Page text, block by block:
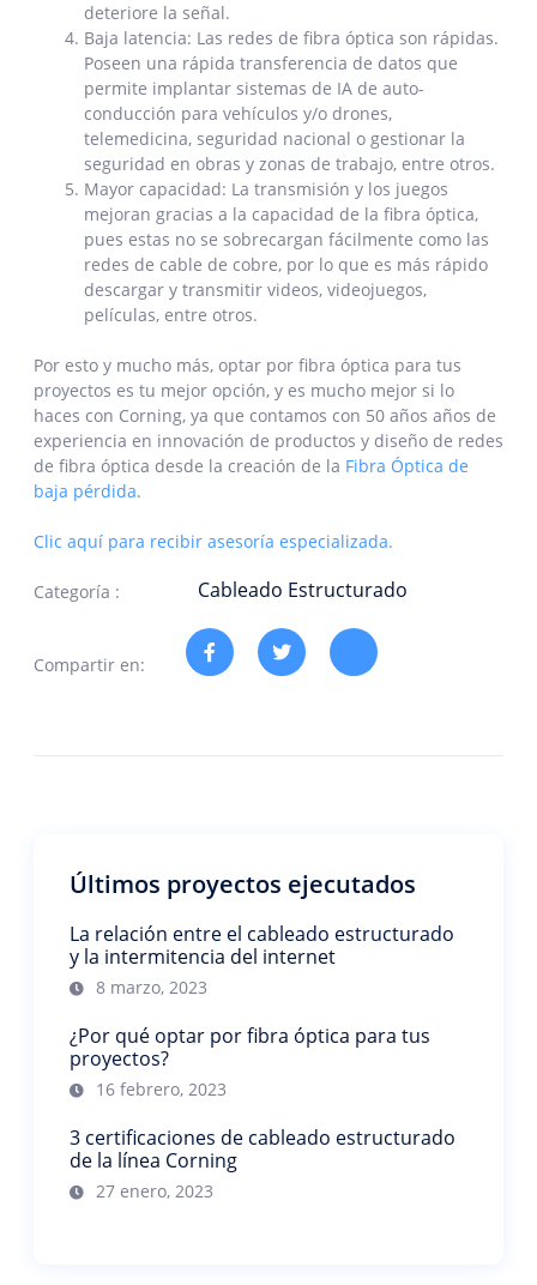
deteriore la señal.
Baja latencia: Las redes de fibra óptica son rápidas.
Poseen una rápida transferencia de datos que
permite implantar sistemas de IA de auto-
conducción para vehículos y/o drones,
telemedicina, seguridad nacional o gestionar la
seguridad en obras y zonas de trabajo, entre otros.
Mayor capacidad: La transmisión y los juegos
mejoran gracias a la capacidad de la fibra óptica,
pues estas no se sobrecargan fácilmente como las
redes de cable de cobre, por lo que es más rápido
descargar y transmitir videos, videojuegos,
películas, entre otros.
Por esto y mucho más, optar por fibra óptica para tus
proyectos es tu mejor opción, y es mucho mejor si lo
haces con Corning, ya que contamos con 50 años años de
experiencia en innovación de productos y diseño de redes
de fibra óptica desde la creación de la Fibra Óptica de
baja pérdida.
Clic aquí para recibir asesoría especializada.
Categoría : Cableado Estructurado
Compartir en:
Últimos proyectos ejecutados
La relación entre el cableado estructurado
y la intermitencia del internet
8 marzo, 2023
¿Por qué optar por fibra óptica para tus
proyectos?
16 febrero, 2023
3 certificaciones de cableado estructurado
de la línea Corning
27 enero, 2023